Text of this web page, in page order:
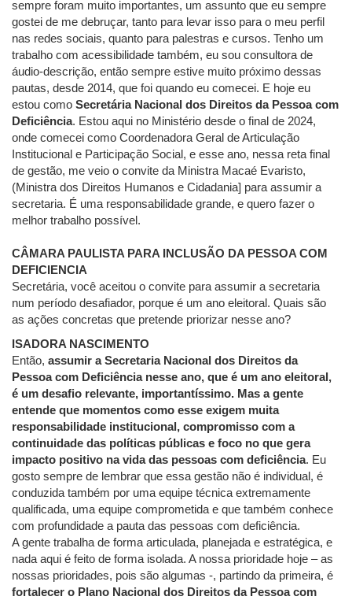
sempre foram muito importantes, um assunto que eu sempre
gostei de me debruçar, tanto para levar isso para o meu perfil
nas redes sociais, quanto para palestras e cursos. Tenho um
trabalho com acessibilidade também, eu sou consultora de
áudio-descrição, então sempre estive muito próximo dessas
pautas, desde 2014, que foi quando eu comecei. E hoje eu
estou como Secretária Nacional dos Direitos da Pessoa com
Deficiência. Estou aqui no Ministério desde o final de 2024,
onde comecei como Coordenadora Geral de Articulação
Institucional e Participação Social, e esse ano, nessa reta final
de gestão, me veio o convite da Ministra Macaé Evaristo,
(Ministra dos Direitos Humanos e Cidadania] para assumir a
secretaria. É uma responsabilidade grande, e quero fazer o
melhor trabalho possível.
CÂMARA PAULISTA PARA INCLUSÃO DA PESSOA COM
DEFICIENCIA
Secretária, você aceitou o convite para assumir a secretaria
num período desafiador, porque é um ano eleitoral. Quais são
as ações concretas que pretende priorizar nesse ano?
ISADORA NASCIMENTO
Então, assumir a Secretaria Nacional dos Direitos da
Pessoa com Deficiência nesse ano, que é um ano eleitoral,
é um desafio relevante, importantíssimo. Mas a gente
entende que momentos como esse exigem muita
responsabilidade institucional, compromisso com a
continuidade das políticas públicas e foco no que gera
impacto positivo na vida das pessoas com deficiência. Eu
gosto sempre de lembrar que essa gestão não é individual, é
conduzida também por uma equipe técnica extremamente
qualificada, uma equipe comprometida e que também conhece
com profundidade a pauta das pessoas com deficiência.
A gente trabalha de forma articulada, planejada e estratégica, e
nada aqui é feito de forma isolada. A nossa prioridade hoje – as
nossas prioridades, pois são algumas -, partindo da primeira, é
fortalecer o Plano Nacional dos Direitos da Pessoa com